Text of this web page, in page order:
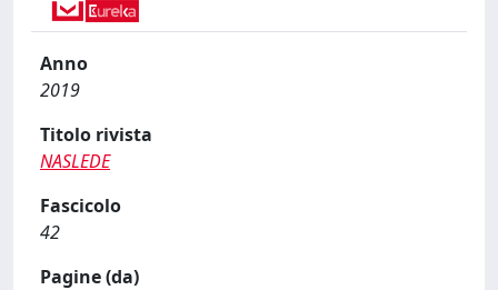
Anno
2019
Titolo rivista
NASLEDE
Fascicolo
42
Pagine (da)